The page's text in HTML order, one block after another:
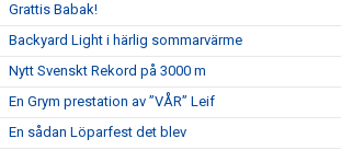
Grattis Babak!
Backyard Light i härlig sommarvärme
Nytt Svenskt Rekord på 3000 m
En Grym prestation av ”VÅR” Leif
En sådan Löparfest det blev